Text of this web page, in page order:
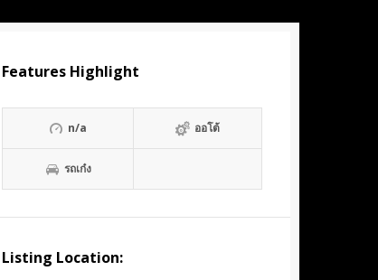
Features Highlight
n/a ออโต้
รถเก๋ง
Listing Location: